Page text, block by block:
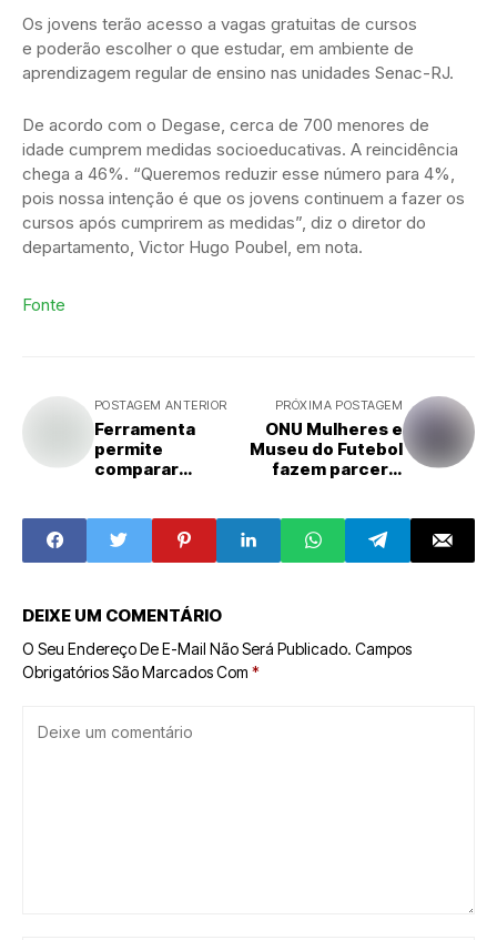
Os jovens terão acesso a vagas gratuitas de cursos
e poderão escolher o que estudar, em ambiente de
aprendizagem regular de ensino nas unidades Senac-RJ.
De acordo com o Degase, cerca de 700 menores de
idade cumprem medidas socioeducativas. A reincidência
chega a 46%. “Queremos reduzir esse número para 4%,
pois nossa intenção é que os jovens continuem a fazer os
cursos após cumprirem as medidas”, diz o diretor do
departamento, Victor Hugo Poubel, em nota.
Fonte
POSTAGEM ANTERIOR
Ferramenta
permite
comparar
de genero
PRÓXIMA POSTAGEM
ONU Mulheres e
Museu do Futebol
fazem parceria
DEIXE UM COMENTÁRIO
O Seu Endereço De E-Mail Não Será Publicado. Campos
Obrigatórios São Marcados Com *